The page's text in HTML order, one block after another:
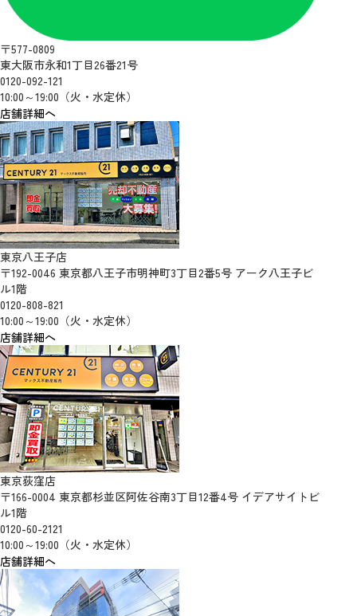
〒577-0809
東大阪市永和1丁目26番21号
0120-092-121
10:00～19:00（火・水定休）
店舗詳細へ
東京八王子店
〒192-0046 東京都八王子市明神町3丁目2番5号 アーク八王子ビ
ル1階
0120-808-821
10:00～19:00（火・水定休）
店舗詳細へ
東京荻窪店
〒166-0004 東京都杉並区阿佐谷南3丁目12番4号 イデアサイトビ
ル1階
0120-60-2121
10:00～19:00（火・水定休）
店舗詳細へ